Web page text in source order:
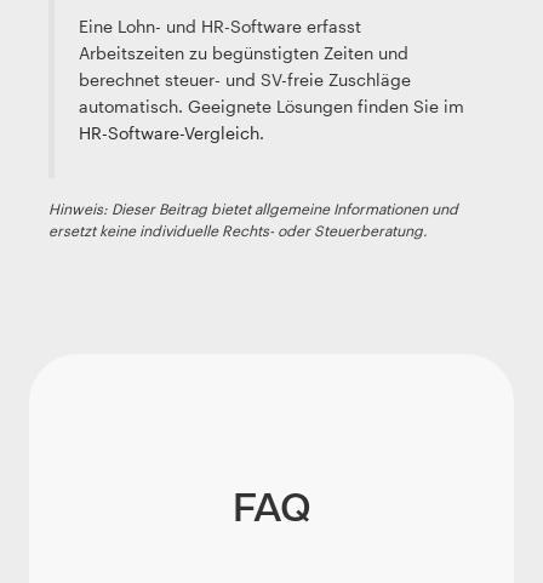
Eine Lohn- und HR-Software erfasst
Arbeitszeiten zu begünstigten Zeiten und
berechnet steuer- und SV-freie Zuschläge
automatisch. Geeignete Lösungen finden Sie im
HR-Software-Vergleich.
Hinweis: Dieser Beitrag bietet allgemeine Informationen und
ersetzt keine individuelle Rechts- oder Steuerberatung.
FAQ